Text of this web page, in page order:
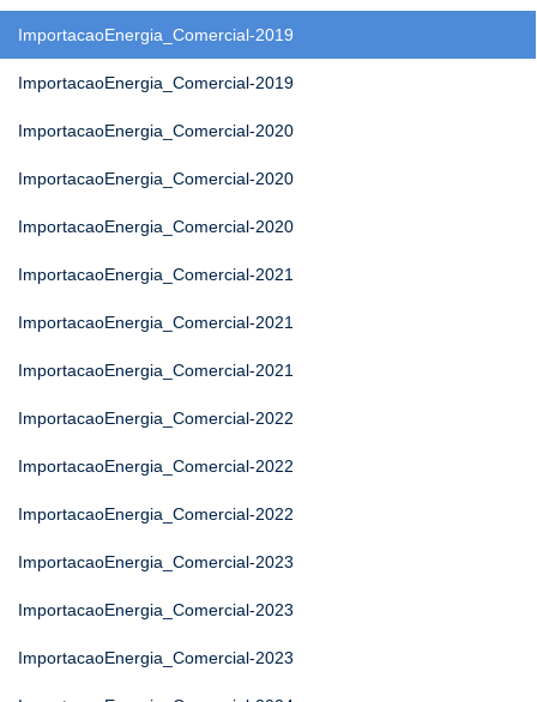
ImportacaoEnergia_Comercial-2019
ImportacaoEnergia_Comercial-2019
ImportacaoEnergia_Comercial-2020
ImportacaoEnergia_Comercial-2020
ImportacaoEnergia_Comercial-2020
ImportacaoEnergia_Comercial-2021
ImportacaoEnergia_Comercial-2021
ImportacaoEnergia_Comercial-2021
ImportacaoEnergia_Comercial-2022
ImportacaoEnergia_Comercial-2022
ImportacaoEnergia_Comercial-2022
ImportacaoEnergia_Comercial-2023
ImportacaoEnergia_Comercial-2023
ImportacaoEnergia_Comercial-2023